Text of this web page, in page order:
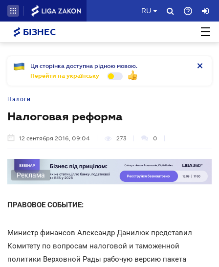
RU
БІЗНЕС
Ця сторінка доступна рідною мовою.
Перейти на українську
Налоги
Налоговая реформа
12 сентября 2016, 09:04 273 0
Реклама
ПРАВОВОЕ СОБЫТИЕ:
Министр финансов Александр Данилюк представил
Комитету по вопросам налоговой и таможенной
политики Верховной Рады рабочую версию пакета